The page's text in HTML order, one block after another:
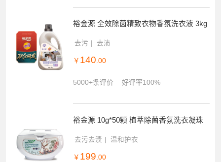
裕金源 全效除菌精致衣物香氛洗衣液 3kg
去污 去渍
￥ 140.00
5000+条评价 好评率100%
裕金源 10g*50颗 植萃除菌香氛洗衣凝珠
去污去渍 温和护衣
￥ 199 .00